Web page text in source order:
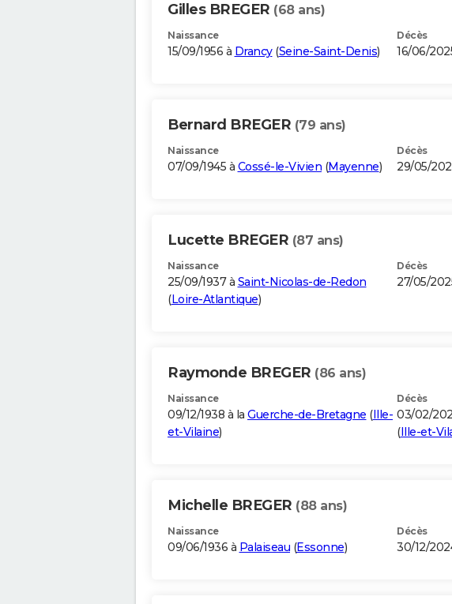
Gilles BREGER (68 ans)
Naissance
15/09/1956 à Drancy(Seine-Saint-Denis)
Décès
16/06/
Bernard BREGER (79 ans)
Naissance
07/09/1945 à Cossé-le-Vivien (Mayenne)
Décès
29/05/
Lucette BREGER (87 ans)
Naissance
25/09/1937 à Saint-Nicolas-de-Redon
(Loire-Atlantique)
Décès
27/05/
Raymonde BREGER (86 ans)
Naissance
09/12/1938 à la Guerche-de-Bretagne (Ille-
et-Vilaine)
Décès
03/02/
(Ille-et-
Michelle BREGER (88 ans)
Naissance
09/06/1936 à Palaiseau (Essonne)
Décès
30/12/